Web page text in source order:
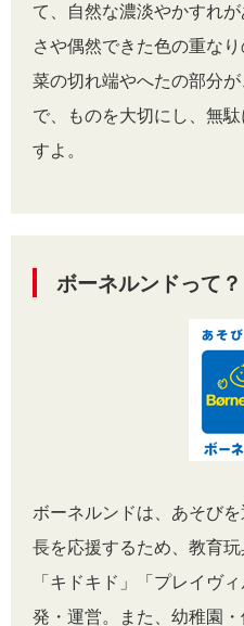
て、自然な濃淡やかすれ
さや偶然できた色の重な
菜の切れ端やへたの部分
で、ものを大切にし、無
すよ。
ボーネルンドって？
ボーネルンドは、あそび
長を応援するため、教育
「キドキド」「プレイヴ
発・運営。また、幼稚園